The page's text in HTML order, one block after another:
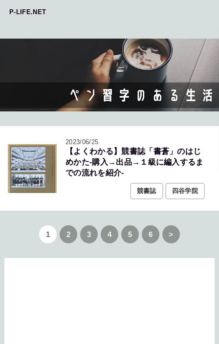
P-LIFE.NET
2023/06/25
【よくわかる】競書誌「書蒼」のはじ
めかた-購入→出品→１級に編入するま
での流れを紹介-
競書誌 四谷学院
1 2 3 4 5 6 >